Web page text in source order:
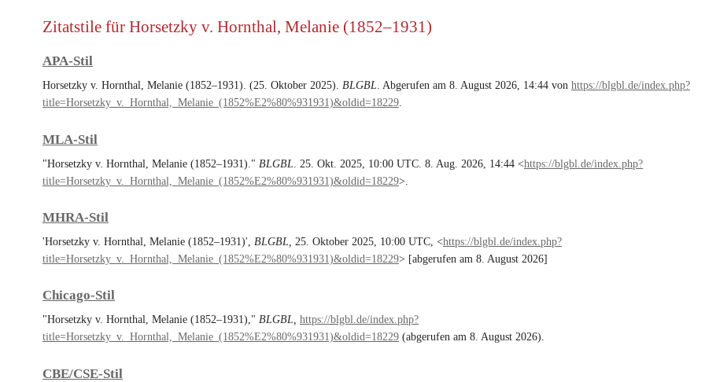
Zitatstile für Horsetzky v. Hornthal, Melanie (1852–1931)
APA-Stil
Horsetzky v. Hornthal, Melanie (1852–1931). (25. Oktober 2025). BLGBL. Abgerufen am 8. August 2026, 14:44 von https://blgbl.de/index.php?
title=Horsetzky_v._Hornthal,_Melanie_(1852%E2%80%931931)&oldid=18229.
MLA-Stil
"Horsetzky v. Hornthal, Melanie (1852–1931)." BLGBL . 25. Okt. 2025, 10:00 UTC. 8. Aug. 2026, 14:44 <https://blgbl.de/index.php?
title=Horsetzky_v._Hornthal,_Melanie_(1852%E2%80%931931)&oldid=18229>.
MHRA-Stil
'Horsetzky v. Hornthal, Melanie (1852–1931)', BLGBL, 25. Oktober 2025, 10:00 UTC, <https://blgbl.de/index.php?
title=Horsetzky_v._Hornthal,_Melanie_(1852%E2%80%931931)&oldid=18229> [abgerufen am 8. August 2026]
Chicago-Stil
"Horsetzky v. Hornthal, Melanie (1852–1931)," BLGBL, https://blgbl.de/index.php?
title=Horsetzky_v._Hornthal,_Melanie_(1852%E2%80%931931)&oldid=18229 (abgerufen am 8. August 2026).
CBE/CSE-Stil